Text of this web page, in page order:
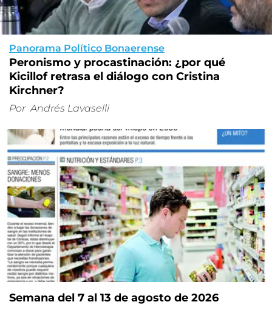
Panorama Político Bonaerense
Peronismo y procastinación: ¿por qué
Kicillof retrasa el diálogo con Cristina
Kirchner?
Por Andrés Lavaselli
Semana del 7 al 13 de agosto de 2026